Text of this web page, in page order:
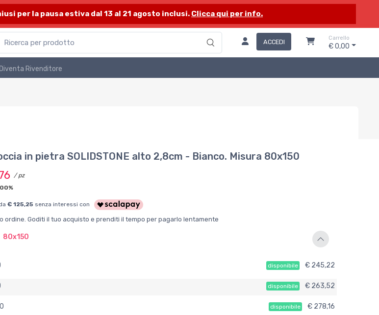
per la pausa estiva dal 13 al 21 agosto inclusi. Clicca qui per info.
ACCEDI
Carrello
€ 0,00
Diventa Rivenditore
in pietra SOLIDSTONE alto 2,8cm - Bianco. Misura 80x150
/ pz
€ 125,25 senza interessi con
ordine. Goditi il tuo acquisto e prenditi il tempo per pagarlo lentamente
80x150
disponibile € 245,22
disponibile € 263,52
disponibile € 278,16